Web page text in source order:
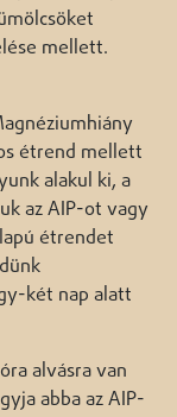
mellett.
étrend mellett
alakul ki, a
az AIP-ot vagy
étrendet
két nap alatt
alvásra van
abba az AIP-